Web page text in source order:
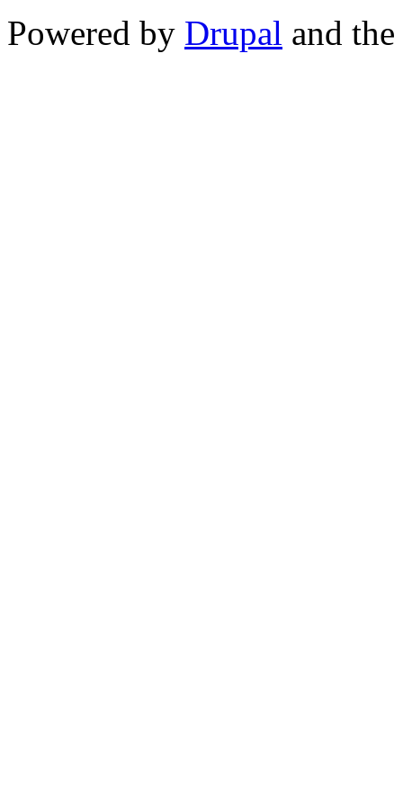
Powered by Drupal and the